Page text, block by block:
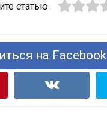
статью
на Facebook